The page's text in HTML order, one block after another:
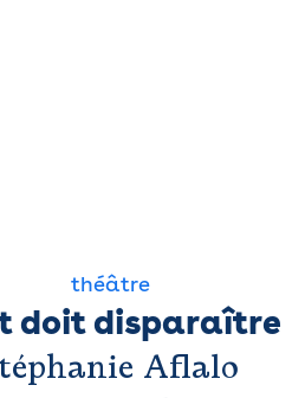
théâtre
doit disparaître
Aflalo